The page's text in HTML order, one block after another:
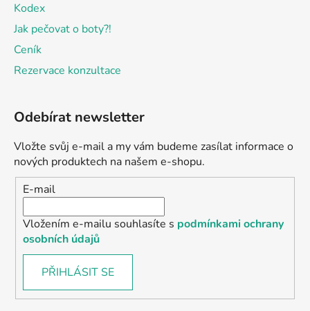
Kodex
Jak pečovat o boty?!
Ceník
Rezervace konzultace
Odebírat newsletter
Vložte svůj e-mail a my vám budeme zasílat informace o
nových produktech na našem e-shopu.
E-mail
Vložením e-mailu souhlasíte s podmínkami ochrany
osobních údajů
PŘIHLÁSIT SE